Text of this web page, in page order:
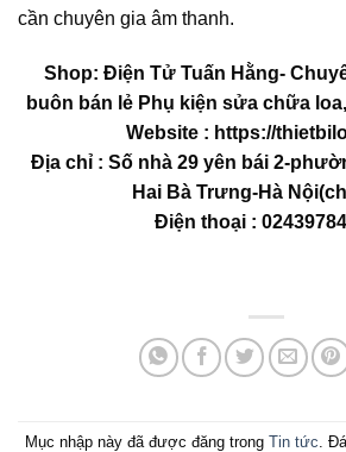
cần chuyên gia âm thanh.
Shop: Điện Tử Tuấn Hằng-
buôn bán lẻ Phụ kiện sửa chữa
Website : https://
Địa chỉ : Số nhà 29 yên bái 2-
Hai Bà Trưng-Hà
Điện thoại :
Mục nhập này đã được đăng trong Tin tức .